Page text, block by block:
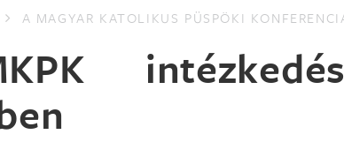
A MAGYAR KATOLIKUS PÜSPÖKI